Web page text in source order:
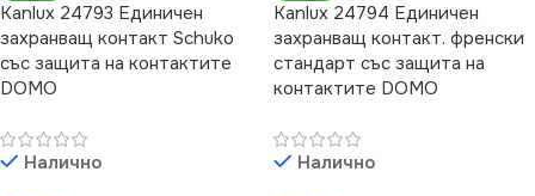
Kanlux 24793 Единичен
захранващ контакт Schuko
със защита на контактите
DOMO
Налично
Kanlux 24794 Единичен
захранващ контакт. френски
стандарт със защита на
контактите DOMO
Налично